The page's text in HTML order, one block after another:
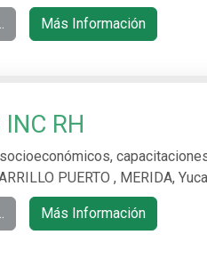
Más Información
RH
PUERTO , MERIDA,
Más Información